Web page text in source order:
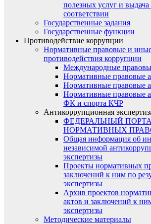
полезных услуг и
соответствии
Государственные задания
Государственные функции
Противодействие коррупции
Нормативные правовые и
противодействия коррупции
Международные
Нормативные правовые
Нормативные правовые
Нормативные правовые
ФК и спорта КЧР
Антикоррупционная
ФЕДЕРАЛЬНЫЙ
НОРМАТИВНЫХ
Общая информация об
независимой
экспертизы
Проекты нормативных
заключений к ним по
экспертизы
Архив проектов
актов и заключений к
экспертизы
Методические материалы